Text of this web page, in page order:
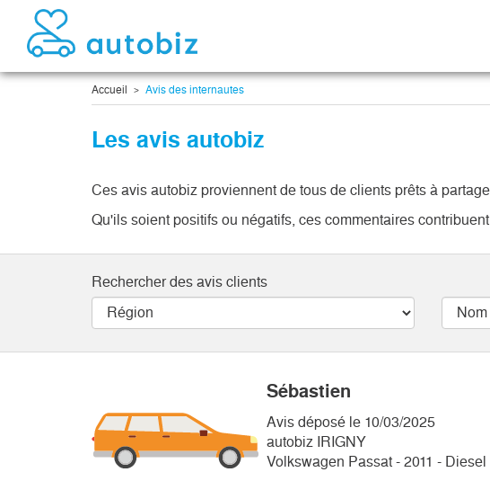
Accueil Avis des internautes
Les avis autobiz
Ces avis autobiz proviennent de tous de clients prêts à
Qu'ils soient positifs ou négatifs, ces commentaires
Rechercher des avis clients
Sébastien
Avis déposé le 10/03/2025
autobiz IRIGNY
Volkswagen Passat - 2011 - Diesel